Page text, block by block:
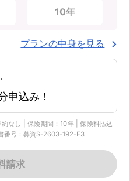
10年
プランの中身を見る
申込み！
し | 保険期間：10年 | 保険料払込
番号：募資S-2603-192-E3
請求